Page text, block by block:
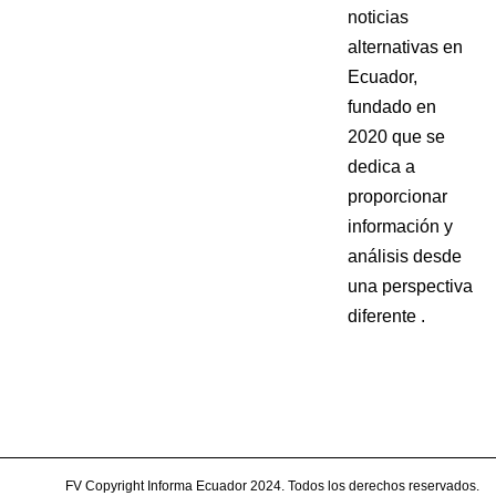
noticias
alternativas en
Ecuador,
fundado en
2020 que se
dedica a
proporcionar
información y
análisis desde
una perspectiva
diferente .
FV Copyright Informa Ecuador 2024. Todos los derechos reservados.